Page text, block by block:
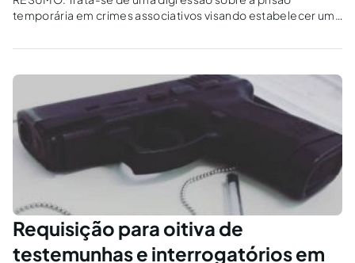
temporária em crimes associativos visando estabelecer uma
investigativa, dando suporte e densidade aos comandos
criando, assim, uma...
Requisição para oitiva de
testemunhas e interrogatórios em